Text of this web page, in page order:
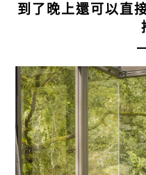
到了晚上還可以直